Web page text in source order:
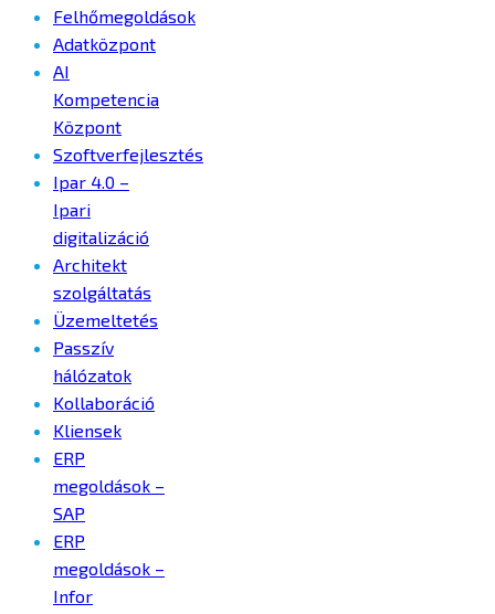
Felhőmegoldások
Adatközpont
AI
Kompetencia
Központ
Szoftverfejlesztés
Ipar 4.0 –
Ipari
digitalizáció
Architekt
szolgáltatás
Üzemeltetés
Passzív
hálózatok
Kollaboráció
Kliensek
ERP
megoldások –
SAP
ERP
megoldások –
Infor